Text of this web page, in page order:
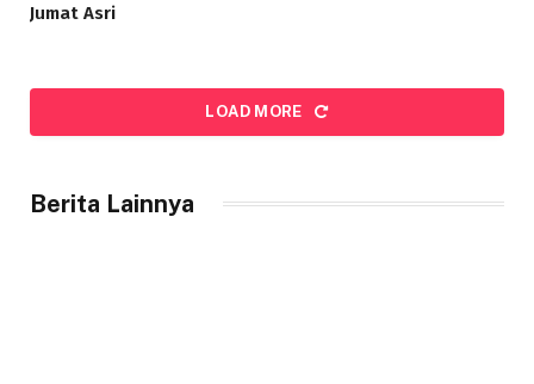
Jumat Asri
LOAD MORE
Berita Lainnya